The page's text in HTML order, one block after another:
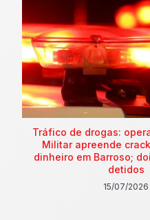
Tráfico de drogas:
Militar apreende
dinheiro em Barroso;
detidos
15/07/2026